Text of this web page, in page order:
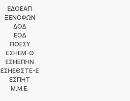
ΕΔΟΕΑΠ
ΞΕΝΟΦΩΝ
ΔΟΔ
ΕΟΔ
ΠΟΕΣΥ
ΕΣΗΕΜ-Θ
ΕΣΗΕΠΗΝ
ΕΣΗΕΘΣΤΕ-Ε
ΕΣΠΗΤ
M.M.E.